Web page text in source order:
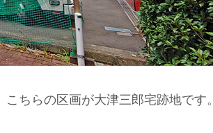
ちらの区画が大津三郎宅跡地です。